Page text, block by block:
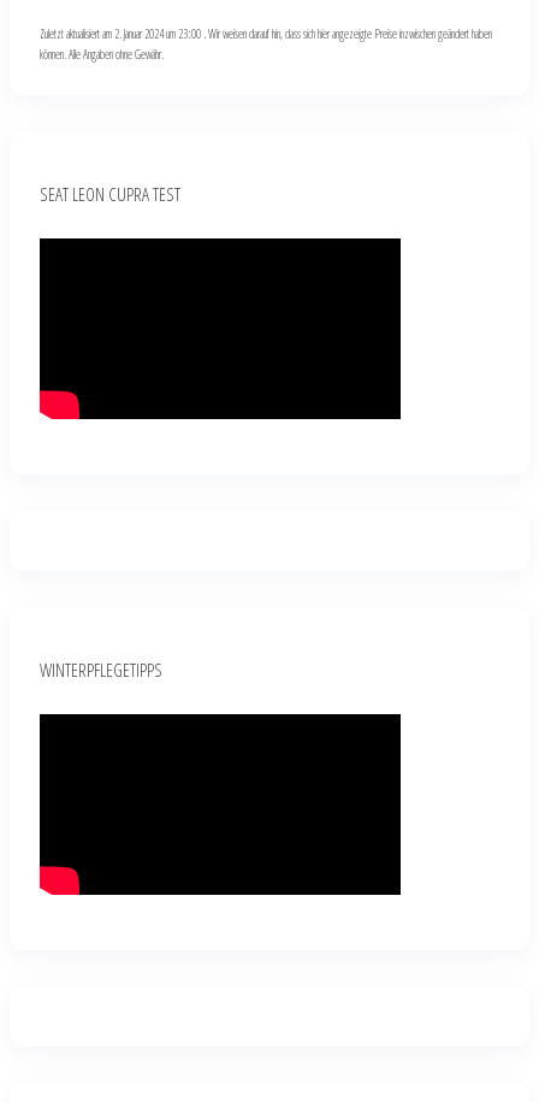
Zuletzt aktualisiert am 2. Januar 2024 um 23:00 . Wir weisen darauf hin, dass sich hier angezeigte Preise inzwischen geändert haben
können. Alle Angaben ohne Gewähr.
SEAT LEON CUPRA TEST
WINTERPFLEGETIPPS